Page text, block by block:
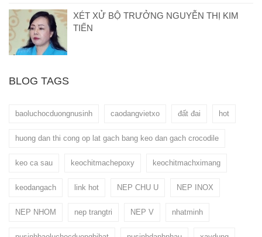
XÉT XỬ BỘ TRƯỞNG NGUYỄN THỊ KIM
TIẾN
BLOG TAGS
baoluchocduongnusinh caodangvietxo đất đai hot
huong dan thi cong op lat gach bang keo dan gach crocodile
keo ca sau keochitmachepoxy keochitmachximang
keodangach link hot NEP CHU U NEP INOX
NEP NHOM nep trangtri NEP V nhatminh